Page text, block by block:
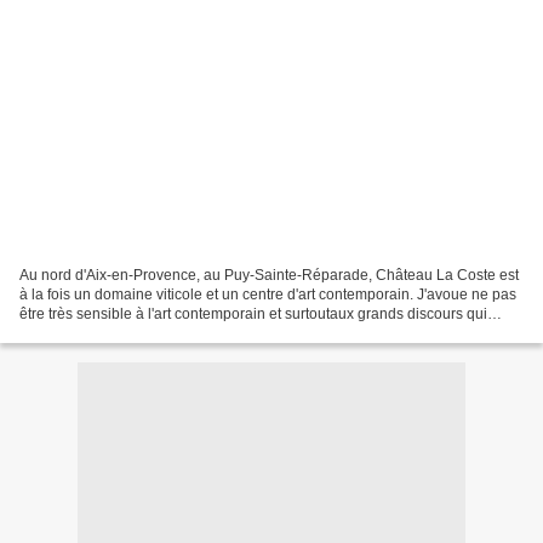
Au nord d'Aix-en-Provence, au Puy-Sainte-Réparade, Château La Coste est
à la fois un domaine viticole et un centre d'art contemporain. J'avoue ne pas
être très sensible à l'art contemporain et surtoutaux grands discours qui